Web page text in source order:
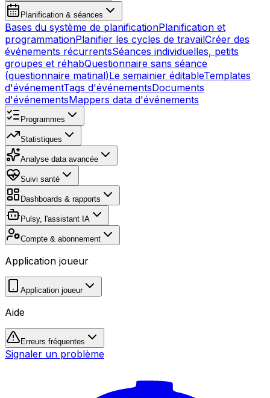
Planification & séances
Bases du système de planificationPlanification et
programmationPlanifier les cycles de travailCréer des
événements récurrentsSéances individuelles, petits
groupes et réhabQuestionnaire sans séance
(questionnaire matinal)Le semainier éditableTemplates
d'événementTags d'événementsDocuments
d'événementsMappers data d'événements
Programmes
Statistiques
Analyse data avancée
Suivi santé
Dashboards & rapports
Pulsy, l'assistant IA
Compte & abonnement
Application joueur
Application joueur
Aide
Erreurs fréquentes
Signaler un problème